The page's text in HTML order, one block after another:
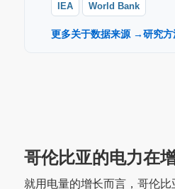
IEA World Bank
更多关于数据来源 →研究
哥伦比亚的电力在
就用电量的增长而言，哥伦